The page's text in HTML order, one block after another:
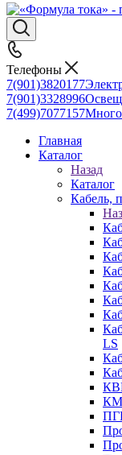
Телефоны
7(901)3820177
7(901)3328996
7(499)7077157
Главная
Каталог
Назад
Каталог
Кабель,
LS